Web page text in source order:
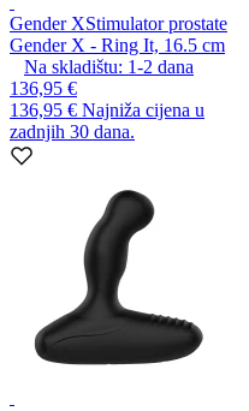
Gender XStimulator prostate
Gender X - Ring It, 16.5 cm
Na skladištu: 1-2 dana
136,95 €
136,95 € Najniža cijena u
zadnjih 30 dana.